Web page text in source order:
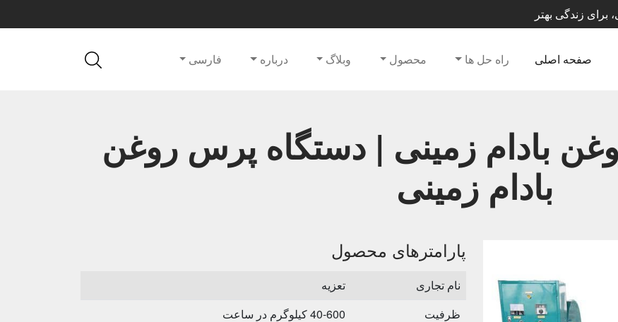
صفحه اصلی راه حل ها محصول وبلاگ درباره فارسی
بادام زمینی | دستگاه پرس روغن
بادام زمینی
پارامترهای محصول
نام تجاری
تعزیه
ظرفیت
40-600 کیلوگرم در ساعت